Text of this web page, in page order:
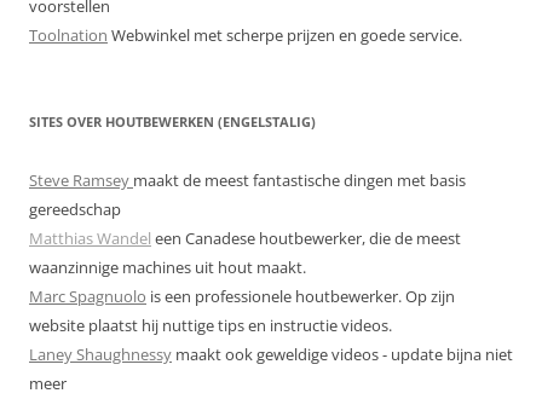
voorstellen
Toolnation Webwinkel met scherpe prijzen en goede service.
SITES OVER HOUTBEWERKEN (ENGELSTALIG)
Steve Ramsey maakt de meest fantastische dingen met basis
gereedschap
Matthias Wandel een Canadese houtbewerker, die de meest
waanzinnige machines uit hout maakt.
Marc Spagnuolo is een professionele houtbewerker. Op zijn
website plaatst hij nuttige tips en instructie videos.
Laney Shaughnessy maakt ook geweldige videos - update bijna niet
meer